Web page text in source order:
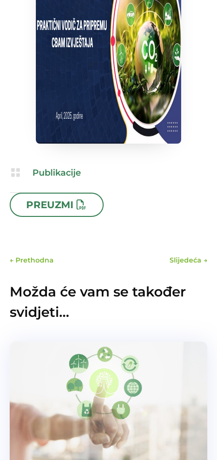
 Publikacije
 24.04.2025
PREUZMI
← Prethodna Slijedeća →
Možda će vam se također
svidjeti…